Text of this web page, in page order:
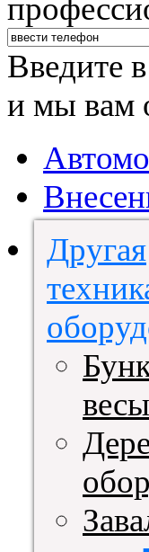
Введите
и мы вам
Другая
весы